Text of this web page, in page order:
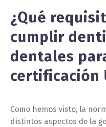
¿Qué
cumplir
dentales
certificación
Como hemos visto, la
distintos aspectos de la